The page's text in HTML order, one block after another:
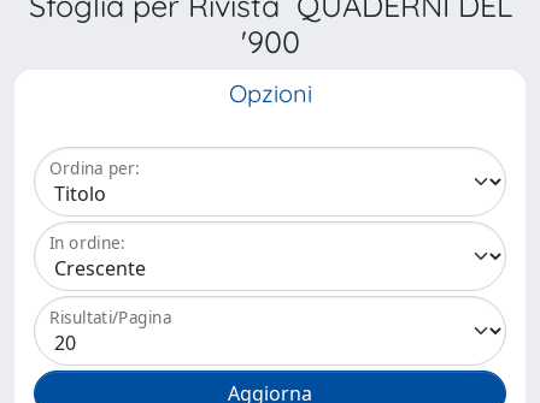
'900
Opzioni
Ordina per:
In ordine:
Risultati/Pagina